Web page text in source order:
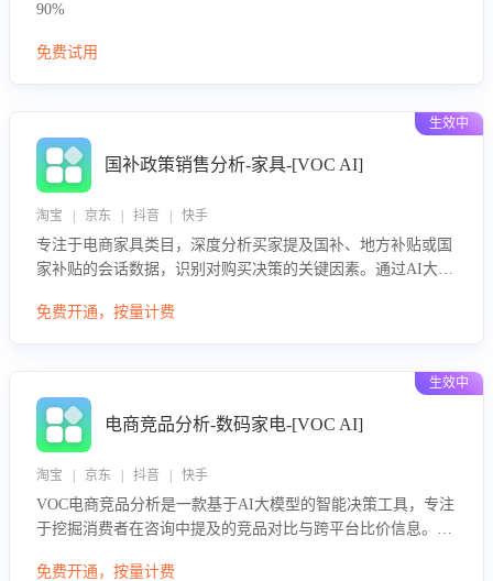
90%
免费试用
生效中
国补政策销售分析-家具-[VOC AI]
淘宝 | 京东 | 抖音 | 快手
专注于电商家具类目，深度分析买家提及国补、地方补贴或国
家补贴的会话数据，识别对购买决策的关键因素。通过AI大模
略，助力商家利用国补政策提升GMV。
免费开通，按量计费
生效中
电商竞品分析-数码家电-[VOC AI]
淘宝 | 京东 | 抖音 | 快手
VOC电商竞品分析是一款基于AI大模型的智能决策工具，专注
于挖掘消费者在咨询中提及的竞品对比与跨平台比价信息。该
息，进行多维度交叉对比，并分析消费者的比价行为。通过提
免费开通，按量计费